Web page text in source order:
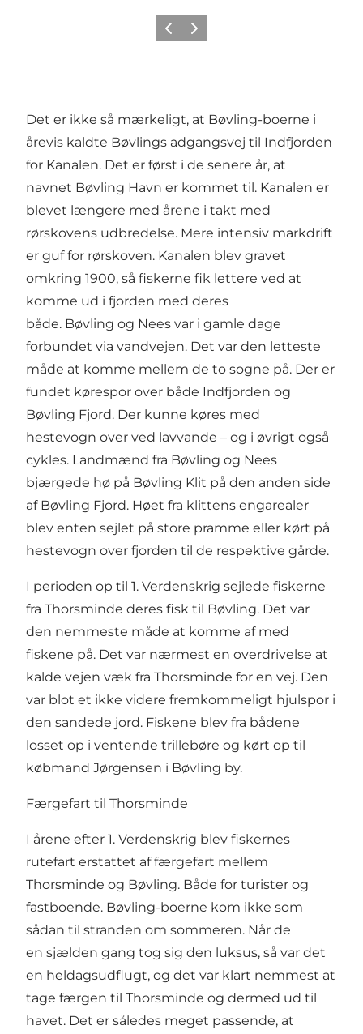
ForrigeNæste
Det er ikke så mærkeligt, at Bøvling-boerne i
årevis kaldte Bøvlings adgangsvej til Indfjorden
for Kanalen. Det er først i de senere år, at
navnet Bøvling Havn er kommet til. Kanalen er
blevet længere med årene i takt med
rørskovens udbredelse. Mere intensiv markdrift
er guf for rørskoven. Kanalen blev gravet
omkring 1900, så fiskerne fik lettere ved at
komme ud i fjorden med deres
både. Bøvling og Nees var i gamle dage
forbundet via vandvejen. Det var den letteste
måde at komme mellem de to sogne på. Der er
fundet kørespor over både Indfjorden og
Bøvling Fjord. Der kunne køres med
hestevogn over ved lavvande – og i øvrigt også
cykles. Landmænd fra Bøvling og Nees
bjærgede hø på Bøvling Klit på den anden side
af Bøvling Fjord. Høet fra klittens engarealer
blev enten sejlet på store pramme eller kørt på
hestevogn over fjorden til de respektive gårde.
I perioden op til 1. Verdenskrig sejlede fiskerne
fra Thorsminde deres fisk til Bøvling. Det var
den nemmeste måde at komme af med
fiskene på. Det var nærmest en overdrivelse at
kalde vejen væk fra Thorsminde for en vej. Den
var blot et ikke videre fremkommeligt hjulspor i
den sandede jord. Fiskene blev fra bådene
losset op i ventende trillebøre og kørt op til
købmand Jørgensen i Bøvling by.
Færgefart til Thorsminde
I årene efter 1. Verdenskrig blev fiskernes
rutefart erstattet af færgefart mellem
Thorsminde og Bøvling. Både for turister og
fastboende. Bøvling-boerne kom ikke som
sådan til stranden om sommeren. Når de
en sjælden gang tog sig den luksus, så var det
en heldagsudflugt, og det var klart nemmest at
tage færgen til Thorsminde og dermed ud til
havet. Det er således meget passende, at